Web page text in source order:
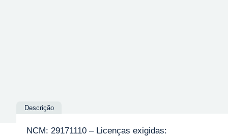
Descrição
NCM: 29171110 – Licenças exigidas: